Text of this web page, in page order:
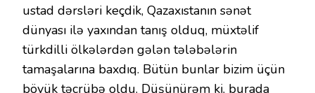
ustad dərsləri keçdik, Qazaxıstanın sənət
dünyası ilə yaxından tanış olduq, müxtəlif
türkdilli ölkələrdən gələn tələbələrin
tamaşalarına baxdıq. Bütün bunlar bizim üçün
böyük təcrübə oldu. Düşünürəm ki, burada